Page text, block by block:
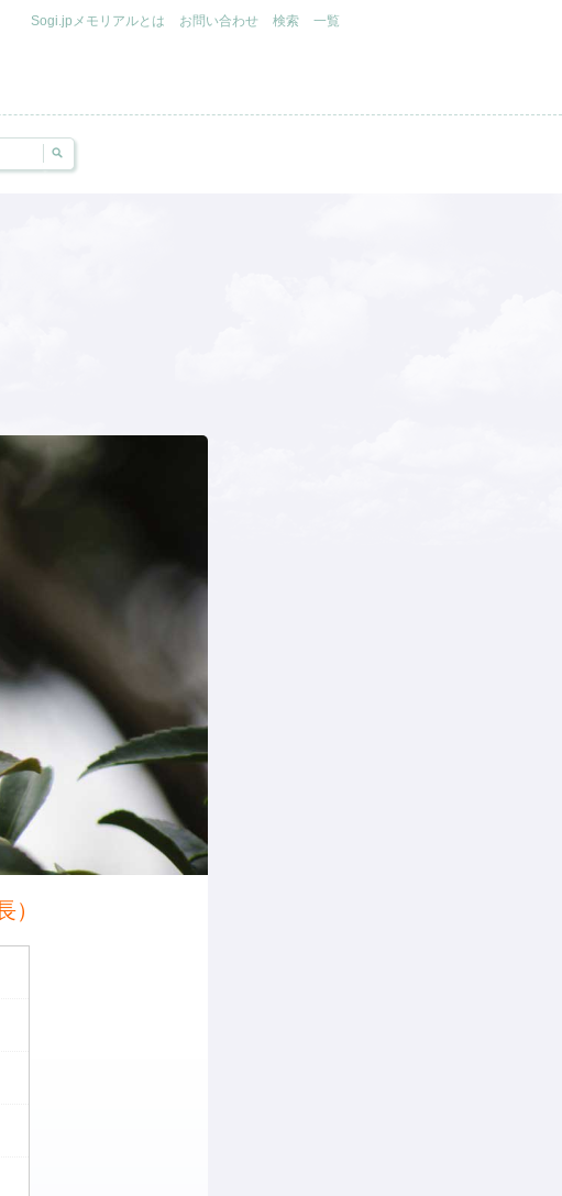
Sogi.jpメモリアルとは お問い合わせ 検索 一覧
）